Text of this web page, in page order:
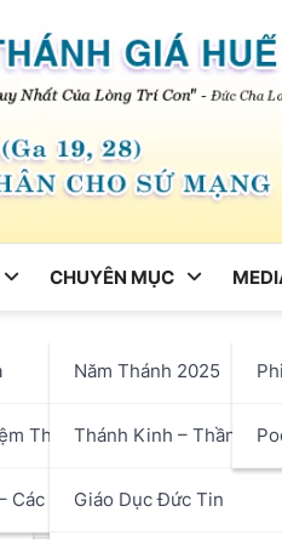
Thánh Giá
Các Thánh
CHUYÊN MỤC
Năm Thánh 2025
Thánh Kinh – Thần Học
Giáo Dục Đức Tin
vững